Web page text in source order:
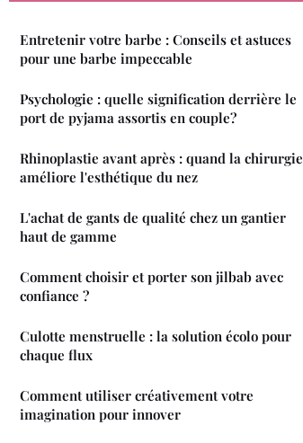
Entretenir votre barbe : Conseils et astuces
pour une barbe impeccable
Psychologie : quelle signification derrière le
port de pyjama assortis en couple?
Rhinoplastie avant après : quand la chirurgie
améliore l'esthétique du nez
L'achat de gants de qualité chez un gantier
haut de gamme
Comment choisir et porter son jilbab avec
confiance ?
Culotte menstruelle : la solution écolo pour
chaque flux
Comment utiliser créativement votre
imagination pour innover